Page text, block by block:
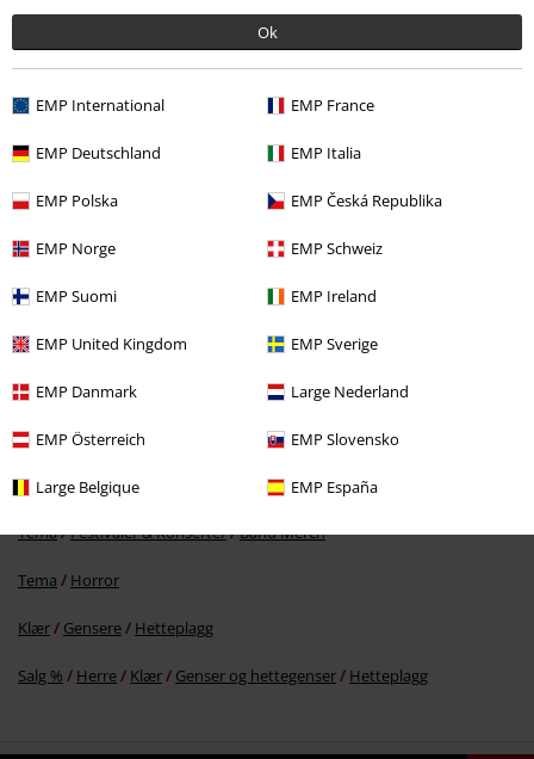
Ok
EMP International EMP France
EMP Deutschland EMP Italia
EMP Polska EMP Česká Republika
EMP Norge EMP Schweiz
EMP Suomi EMP Ireland
EMP United Kingdom EMP Sverige
EMP Danmark Large Nederland
EMP Österreich EMP Slovensko
Large Belgique EMP España
kr 949,00
Flere kategorier. Flere valgmuligheter.
Klær & tilbehør Topper Hettegensere
Tema Festivaler & Konserter Band Merch
Tema Horror
Klær Gensere Hetteplagg
Salg % Herre Klær Genser og hettegenser Hetteplagg